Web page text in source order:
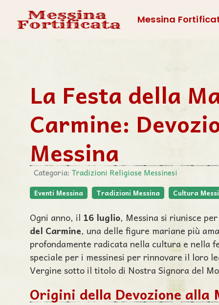
Messina
La Festa della
Carmine:
Messina
Categoria: Tradizioni Religiose Messinesi
Eventi Messina Tradizioni Messina Cultura
Ogni anno, il 16 luglio, Messina si riunisce
del Carmine, una delle figure mariane più
profondamente radicata nella cultura e nella
speciale per i messinesi per rinnovare il loro
Vergine sotto il titolo di Nostra Signora del
Origini della Devozione alla